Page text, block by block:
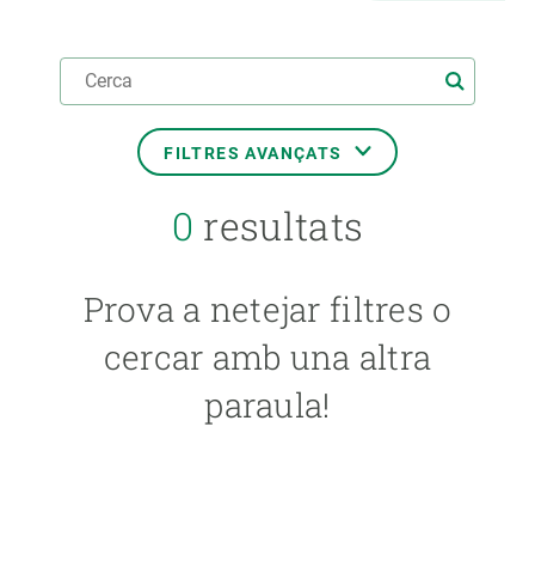
FILTRES AVANÇATS
DATA DE L'ESDEVENIMENT
FORMAT
0 resultats
Prova a netejar filtres o
cercar amb una altra
paraula!